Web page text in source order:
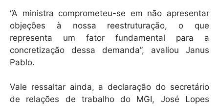
“A ministra comprometeu-se em não apresentar
objeções à nossa reestruturação, o que
representa um fator fundamental para a
concretização dessa demanda”, avaliou Janus
Pablo.
Vale ressaltar ainda, a declaração do secretário
de relações de trabalho do MGI, José Lopes